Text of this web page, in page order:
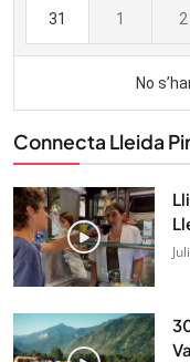
Connecta Lleida